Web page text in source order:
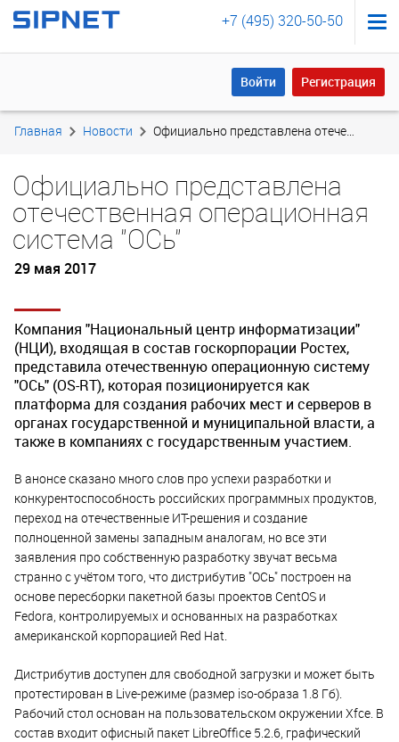
+7 (495) 320-50-50
Войти Регистрация
Войти Регистрация
Главная Новости Официально представлена отечественная операционная система "ОСь"
Официально представлена
отечественная операционная
система "ОСь"
29 мая 2017
Компания "Национальный центр информатизации"
(НЦИ), входящая в состав госкорпорации Ростех,
представила отечественнyю операционную систему
"ОСь" (OS-RT), которая позиционируется как
платформа для создания рабочих мест и серверов в
органах государственной и муниципальной власти, а
также в компаниях с государственным участием.
В анонсе сказано много слов про успехи разработки и
конкурентоспособность российских программных продуктов,
переход на отечественные ИТ-решения и создание
полноценной замены западным аналогам, но все эти
заявления про собственную разработку звучат весьма
странно с учётом того, что дистрибутив "ОСь" построен на
основе пересборки пакетной базы проектов CentOS и
Fedora, контролируемых и основанных на разработках
американской корпорацией Red Hat.
Дистрибутив доступен для свободной загрузки и может быть
протестирован в Live-режиме (размер iso-образа 1.8 Гб).
Рабочий стол основан на пользовательском окружении Xfce. В
состав входит офисный пакет LibreOffice 5.2.6, графический